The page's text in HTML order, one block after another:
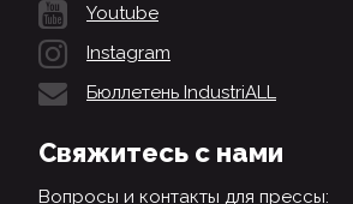
Youtube
Instagram
Бюллетень IndustriALL
Свяжитесь с нами
Вопросы и контакты для прессы: